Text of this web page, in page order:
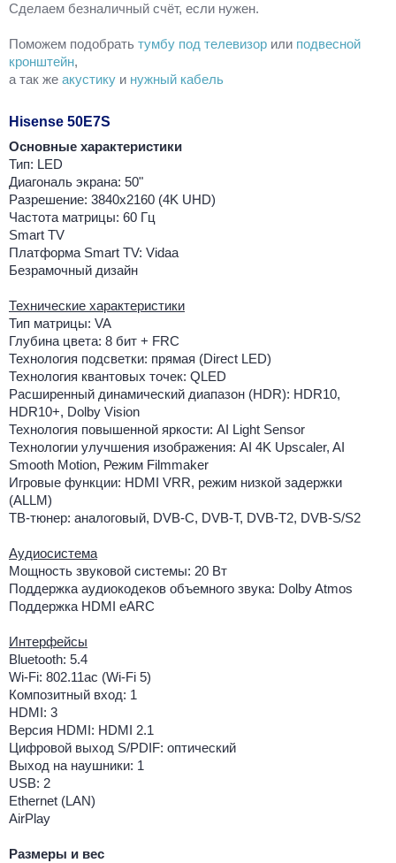
Cделаем безналичный счёт, если нужен.
Поможем подобрать тумбу под телевизор или подвесной
кронштейн,
а так же акустику и нужный кабель
Hisense 50E7S
Основные характеристики
Тип: LED
Диагональ экрана: 50"
Разрешение: 3840x2160 (4K UHD)
Частота матрицы: 60 Гц
Smart TV
Платформа Smart TV: Vidaa
Безрамочный дизайн
Технические характеристики
Тип матрицы: VA
Глубина цвета: 8 бит + FRC
Технология подсветки: прямая (Direct LED)
Технология квантовых точек: QLED
Расширенный динамический диапазон (HDR): HDR10,
HDR10+, Dolby Vision
Технология повышенной яркости: AI Light Sensor
Технологии улучшения изображения: AI 4K Upscaler, AI
Smooth Motion, Режим Filmmaker
Игровые функции: HDMI VRR, режим низкой задержки
(ALLM)
ТВ-тюнер: аналоговый, DVB-C, DVB-T, DVB-T2, DVB-S/S2
Аудиосистема
Мощность звуковой системы: 20 Вт
Поддержка аудиокодеков объемного звука: Dolby Atmos
Поддержка HDMI eARC
Интерфейсы
Bluetooth: 5.4
Wi-Fi: 802.11ac (Wi-Fi 5)
Композитный вход: 1
HDMI: 3
Версия HDMI: HDMI 2.1
Цифровой выход S/PDIF: оптический
Выход на наушники: 1
USB: 2
Ethernet (LAN)
AirPlay
Размеры и вес